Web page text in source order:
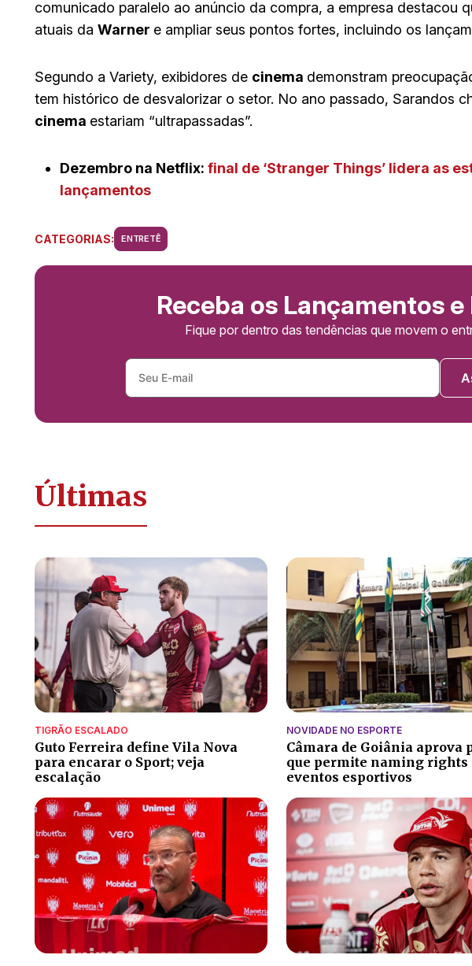
comunicado paralelo ao anúncio da compra, a empresa destacou
atuais da Warner e ampliar seus pontos fortes, incluindo os
Segundo a Variety, exibidores de cinema demonstram
tem histórico de desvalorizar o setor. No ano passado, Sarandos
cinema estariam “ultrapassadas”.
Dezembro na Netflix: final de ‘Stranger Things’ lidera as
lançamentos
CATEGORIAS: ENTRETÊ
Receba os Lançamentos
Fique por dentro das tendências que movem o
Últimas
TIGRÃO ESCALADO
Guto Ferreira define Vila Nova
para encarar o Sport; veja
escalação
NOVIDADE NO ESPORTE
Câmara de Goiânia aprova
que permite naming rights
eventos esportivos